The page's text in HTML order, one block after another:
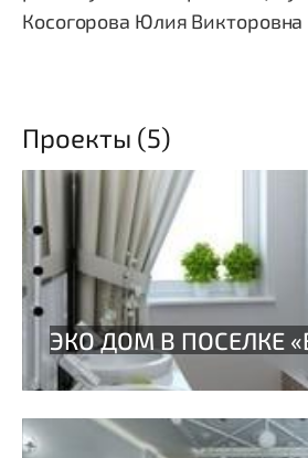
Косогорова Юлия Викторовна
Проекты (5)